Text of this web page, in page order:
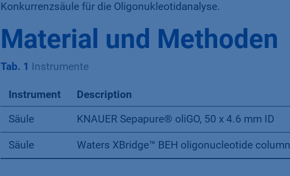
Konkurrenzsäule für die Oligonukleotidanalyse.
Material und Methoden
Tab. 1 Instrumente
Instrument Description
Säule KNAUER Sepapure® oliGO, 50 x 4.6 mm ID
Säule Waters XBridge™ BEH oligonucleotide column